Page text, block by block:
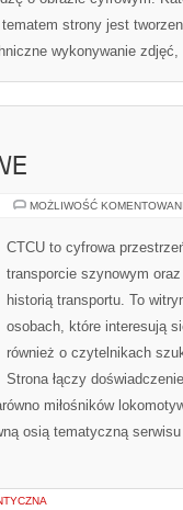
strony jest
wykonywanie
MOŻLIWOŚĆ
CTCU to cyfrowa
transporcie szynowym
historią transportu. To
osobach, które interesują
również o czytelnikach
Strona łączy
miłośników
osią tematyczną